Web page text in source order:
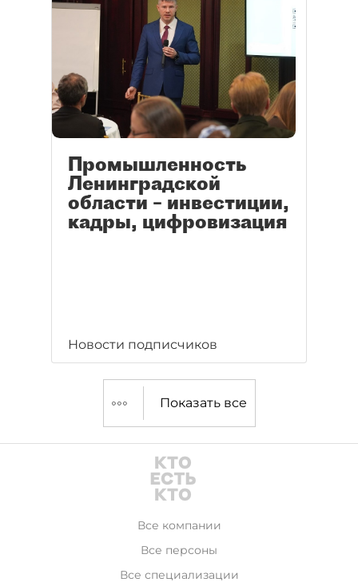
Промышленность
Ленинградской
области – инвестиции,
кадры, цифровизация
Новости подписчиков
Показать все
Все компании
Все персоны
Все специализации